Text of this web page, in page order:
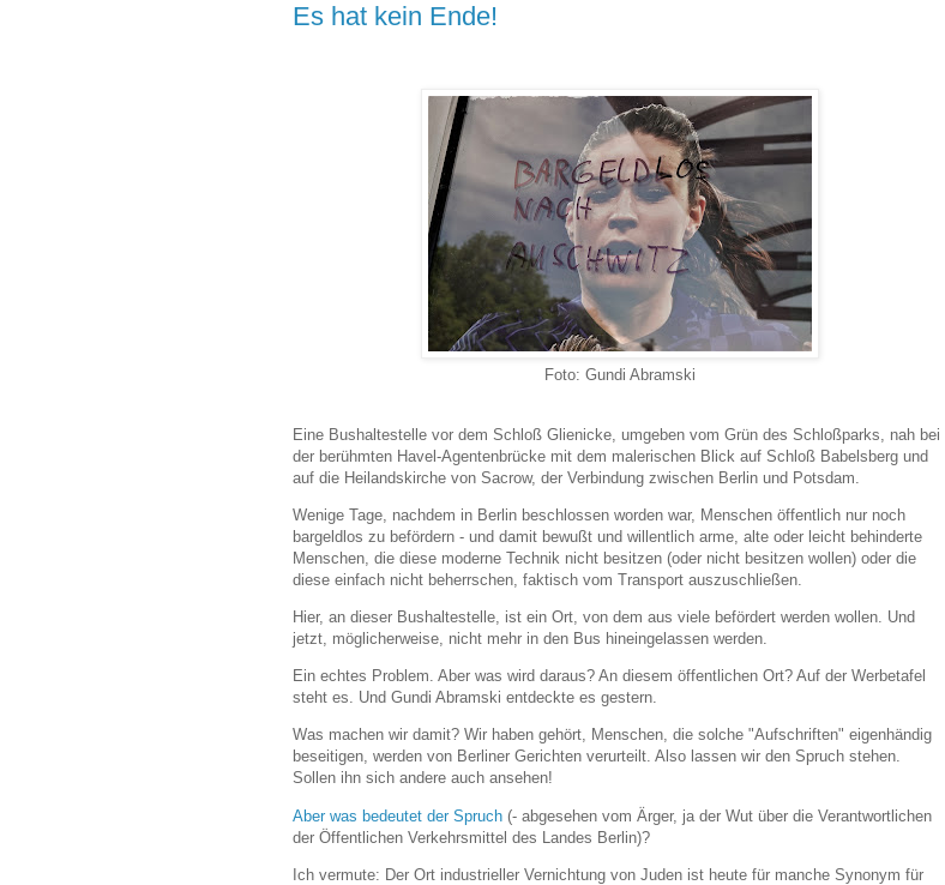
Es hat kein Ende!
Foto: Gundi Abramski
Eine Bushaltestelle vor dem Schloß Glienicke, umgeben vom Grün des Schloßparks, nah bei
der berühmten Havel-Agentenbrücke mit dem malerischen Blick auf Schloß Babelsberg und
auf die Heilandskirche von Sacrow, der Verbindung zwischen Berlin und Potsdam.
Wenige Tage, nachdem in Berlin beschlossen worden war, Menschen öffentlich nur noch
bargeldlos zu befördern - und damit bewußt und willentlich arme, alte oder leicht behinderte
Menschen, die diese moderne Technik nicht besitzen (oder nicht besitzen wollen) oder die
diese einfach nicht beherrschen, faktisch vom Transport auszuschließen.
Hier, an dieser Bushaltestelle, ist ein Ort, von dem aus viele befördert werden wollen. Und
jetzt, möglicherweise, nicht mehr in den Bus hineingelassen werden.
Ein echtes Problem. Aber was wird daraus? An diesem öffentlichen Ort? Auf der Werbetafel
steht es. Und Gundi Abramski entdeckte es gestern.
Was machen wir damit? Wir haben gehört, Menschen, die solche "Aufschriften" eigenhändig
beseitigen, werden von Berliner Gerichten verurteilt. Also lassen wir den Spruch stehen.
Sollen ihn sich andere auch ansehen!
Aber was bedeutet der Spruch (- abgesehen vom Ärger, ja der Wut über die Verantwortlichen
der Öffentlichen Verkehrsmittel des Landes Berlin)?
Ich vermute: Der Ort industrieller Vernichtung von Juden ist heute für manche Synonym für